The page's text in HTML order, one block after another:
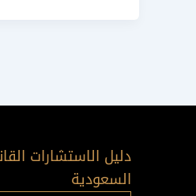
دليل الاستشارات
السعودية